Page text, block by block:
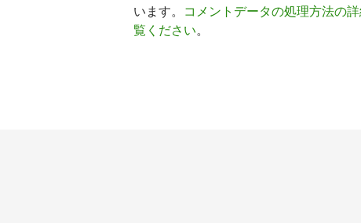
います。
コメントデータの処理方法の
覧ください。